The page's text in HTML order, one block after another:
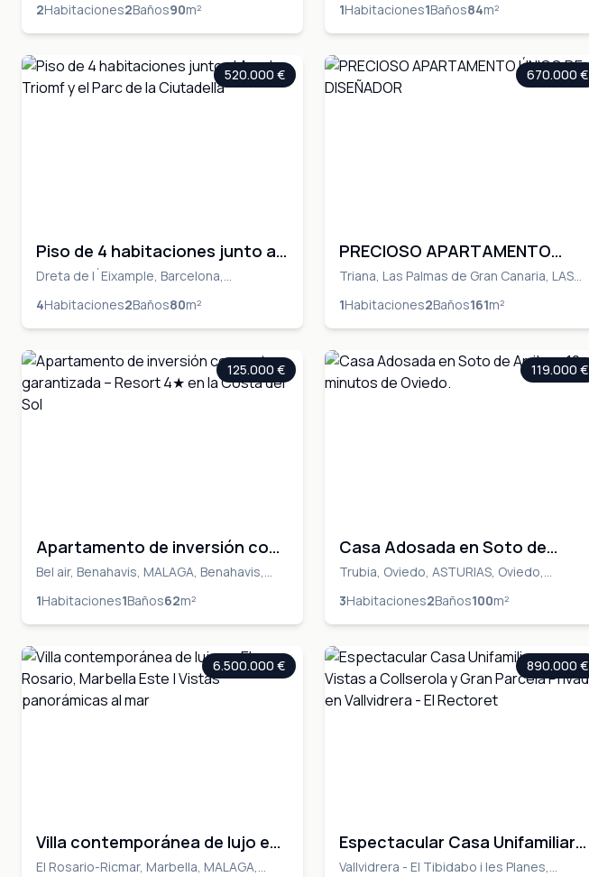
2Habitaciones2Baños90m²
Burlata, NAVARRA
1Habitaciones1Baños84m²
520.000 €
Piso de 4 habitaciones junto al
Arc de Triomf y el Parc de la
Ciutadella
Dreta de l´Eixample, Barcelona,
4Habitaciones2Baños80m²
670.000 €
PRECIOSO APARTAMENTO
ÚNICO DE DISEÑADOR
Triana, Las Palmas de Gran Canaria, LAS
PALMAS
1Habitaciones2Baños161m²
125.000 €
Apartamento de inversión con
renta garantizada – Resort 4★
en la Costa del Sol
Bel air, Benahavis, MALAGA, Benahavis,
1Habitaciones1Baños62m²
119.000 €
Casa Adosada en Soto de
Arriba a 10 minutos de Oviedo.
Trubia, Oviedo, ASTURIAS, Oviedo,
3Habitaciones2Baños100m²
6.500.000 €
Villa contemporánea de lujo en
El Rosario, Marbella Este |
El Rosario-Ricmar, Marbella, MALAGA,
890.000 €
Espectacular Casa Unifamiliar
con Vistas a Collserola y Gran
Vallvidrera - El Tibidabo i les Planes,